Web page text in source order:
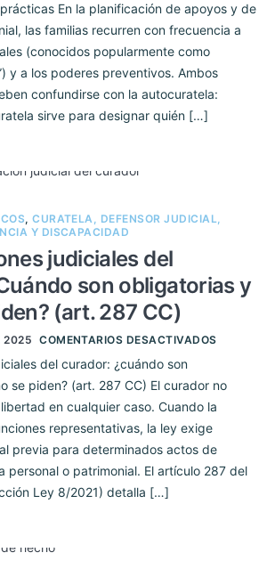
En la planificación de apoyos y de
las familias recurren con frecuencia a
(conocidos popularmente como
y a los poderes preventivos. Ambos
confundirse con la autocuratela:
sirve para designar quién […]
,CURATELA, DEFENSOR JUDICIAL,
Y DISCAPACIDAD
judiciales del
son obligatorias y
(art. 287 CC)
2025 COMENTARIOS DESACTIVADOS
del curador: ¿cuándo son
se piden? (art. 287 CC) El curador no
en cualquier caso. Cuando la
representativas, la ley exige
previa para determinados actos de
personal o patrimonial. El artículo 287 del
Ley 8/2021) detalla […]